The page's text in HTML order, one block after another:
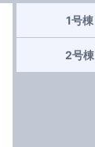
1号棟
2号棟